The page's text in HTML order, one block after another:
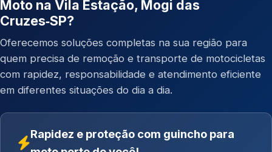
Moto na Vila Estação, Mogi das
Cruzes‑SP?
Oferecemos soluções completas na sua região para
quem precisa de remoção e transporte de motocicletas
com rapidez, responsabilidade e atendimento eficiente
em diferentes situações do dia a dia.
Rapidez e proteção com guincho para